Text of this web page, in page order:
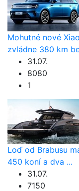
Mohutné nové
zvládne 380 km
31.07.
8080
1
Loď od Brabusu
450 koní a dva ...
31.07.
7150